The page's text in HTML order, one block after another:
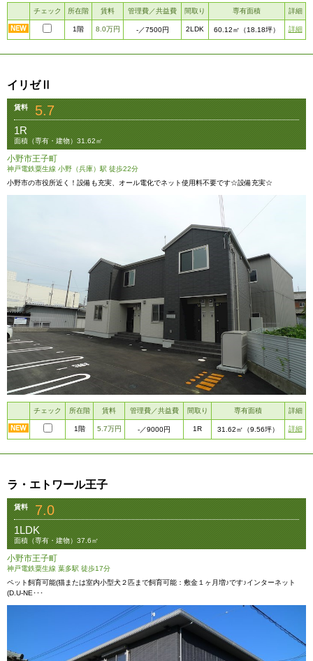
チェック 所在階 賃料 管理費／共益費 間取り 専有面積 詳細
1階 8.0万円 -／7500円 2LDK 60.12㎡ （18.18坪） 詳細
イリゼⅡ
賃料 5.7
1R
面積（専有・建物）31.62㎡
小野市王子町
神戸電鉄粟生線 小野（兵庫）駅 徒歩22分
小野市の市役所近く！設備も充実、オール電化でネット使用料不要です☆設備充実☆
チェック 所在階 賃料 管理費／共益費 間取り 専有面積 詳細
1階 5.7万円 -／9000円 1R 31.62㎡ （9.56坪） 詳細
ラ・エトワール王子
賃料 7.0
1LDK
面積（専有・建物）37.6㎡
小野市王子町
神戸電鉄粟生線 葉多駅 徒歩17分
ペット飼育可能(猫または室内小型犬２匹まで飼育可能：敷金１ヶ月増♪です♪インターネット
(D.U-NE･･･